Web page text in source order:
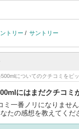
トリー / サントリー
についてのクチコミをピッ
にはまだクチコミ
ミ一番ノリになりませ
たの感想を教えてくだ